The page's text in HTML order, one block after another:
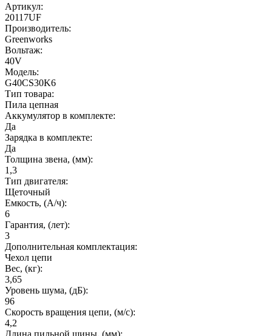
Артикул:
20117UF
Производитель:
Greenworks
Вольтаж:
40V
Модель:
G40CS30K6
Тип товара:
Пила цепная
Аккумулятор в комплекте:
Да
Зарядка в комплекте:
Да
Толщина звена, (мм):
1,3
Тип двигателя:
Щеточный
Емкость, (А/ч):
6
Гарантия, (лет):
3
Дополнительная комплектация:
Чехол цепи
Вес, (кг):
3,65
Уровень шума, (дБ):
96
Скорость вращения цепи, (м/с):
4,2
Длина пильной шины, (мм):